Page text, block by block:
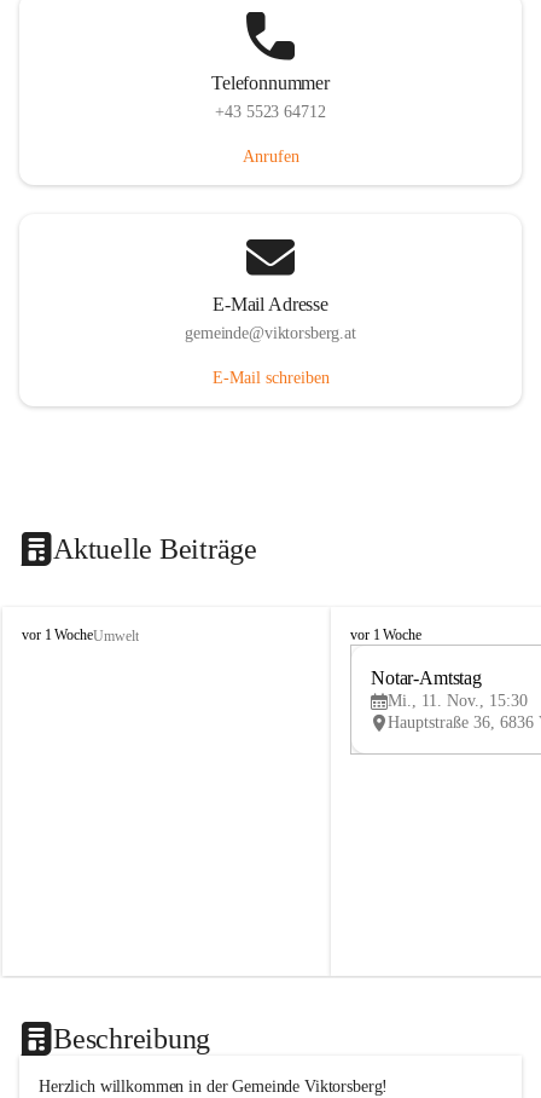
Telefonnummer
+43 5523 64712
Anrufen
E-Mail Adresse
gemeinde@viktorsberg.at
E-Mail schreiben
Aktuelle Beiträge
V
vor 1 WocheUmwelt
V
vor 1 Woche
Notar-Amtstag
Mi., 11. Nov., 15:30
Beschreibung
Herzlich willkommen in der Gemeinde Viktorsberg!